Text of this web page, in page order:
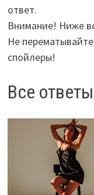
ответ.
Внимание! Ниже
Не
спойлеры!
Все